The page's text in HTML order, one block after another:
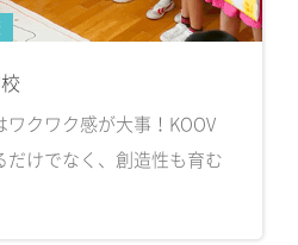
ワクワク感が大事！KOOV
だけでなく、創造性も育む